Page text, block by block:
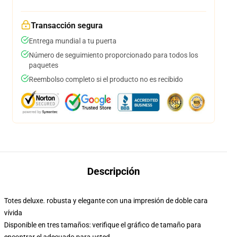
Transacción segura
Entrega mundial a tu puerta
Número de seguimiento proporcionado para todos los
paquetes
Reembolso completo si el producto no es recibido
Descripción
Totes deluxe. robusta y elegante con una impresión de doble cara
vívida
Disponible en tres tamaños: verifique el gráfico de tamaño para